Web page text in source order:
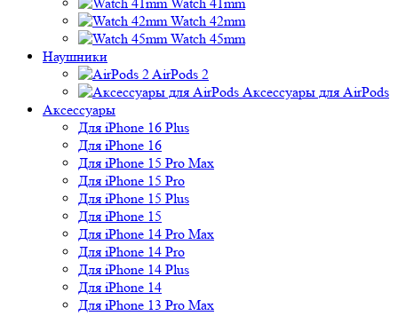
Watch 41mm
Watch 42mm
Watch 45mm
Наушники
AirPods 2
Аксессуары для AirPods
Аксессуары
Для iPhone 16 Plus
Для iPhone 16
Для iPhone 15 Pro Max
Для iPhone 15 Pro
Для iPhone 15 Plus
Для iPhone 15
Для iPhone 14 Pro Max
Для iPhone 14 Pro
Для iPhone 14 Plus
Для iPhone 14
Для iPhone 13 Pro Max